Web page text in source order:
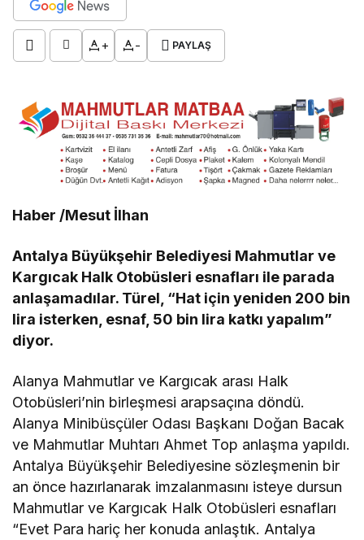
+ - PAYLAŞ
Haber /Mesut İlhan
Antalya Büyükşehir Belediyesi Mahmutlar ve
Kargıcak Halk Otobüsleri esnafları ile parada
anlaşamadılar. Türel, “Hat için yeniden 200 bin
lira isterken, esnaf, 50 bin lira katkı yapalım”
diyor.
Alanya Mahmutlar ve Kargıcak arası Halk
Otobüsleri’nin birleşmesi arapsaçına döndü.
Alanya Minibüsçüler Odası Başkanı Doğan Bacak
ve Mahmutlar Muhtarı Ahmet Top anlaşma yapıldı.
Antalya Büyükşehir Belediyesine sözleşmenin bir
an önce hazırlanarak imzalanmasını isteye dursun
Mahmutlar ve Kargıcak Halk Otobüsleri esnafları
“Evet Para hariç her konuda anlaştık. Antalya